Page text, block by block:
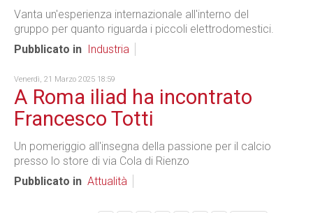
Vanta un'esperienza internazionale all'interno del
gruppo per quanto riguarda i piccoli elettrodomestici.
Pubblicato in
Industria
Venerdì, 21 Marzo 2025 18:59
A Roma iliad ha incontrato
Francesco Totti
Un pomeriggio all'insegna della passione per il calcio
presso lo store di via Cola di Rienzo
Pubblicato in Attualità